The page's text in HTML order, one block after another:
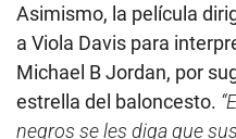
Asimismo, la película
a Viola Davis para
Michael B Jordan, por
estrella del baloncesto.
negros se les diga que